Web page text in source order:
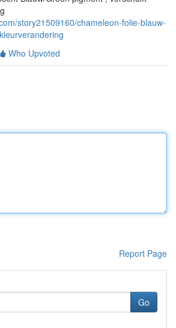
story21509160/chameleon-folie-blauw-
Who Upvoted
Report Page
Go